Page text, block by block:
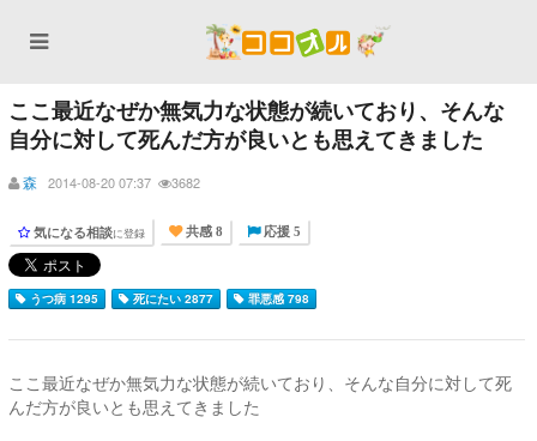
ここ最近なぜか無気力な状態が続いており、そんな
自分に対して死んだ方が良いとも思えてきました
森 2014-08-20 07:37 3682
気になる相談に登録 共感 8 応援 5
うつ病 1295 死にたい 2877 罪悪感 798
ここ最近なぜか無気力な状態が続いており、そんな自分に対して死
んだ方が良いとも思えてきました